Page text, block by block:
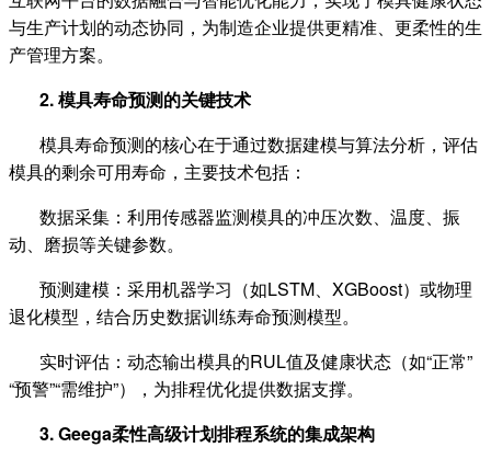
与生产计划的动态协同，为制造企业提供更精准、更柔性的生
产管理方案。
2.模具寿命预测的关键技术
模具寿命预测的核心在于通过数据建模与算法分析，评估
模具的剩余可用寿命，主要技术包括：
数据采集：利用传感器监测模具的冲压次数、温度、振
动、磨损等关键参数。
预测建模：采用机器学习（如LSTM、 XGBoost）或物理
退化模型，结合历史数据训练寿命预测模型。
实时评估：动态输出模具的RUL值及健康状态（如“正常”
“预警”“需维护”），为排程优化提供数据支撑。
3. Geega柔性高级计划排程系统的集成架构